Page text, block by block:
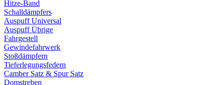
Hitze-Band
Schalldämpfers
Auspuff Universal
Auspuff Übrige
Fahrgestell
Gewindefahrwerk
Stoßdämpfern
Tieferlegungsfedern
Camber Satz & Spur Satz
Domstreben